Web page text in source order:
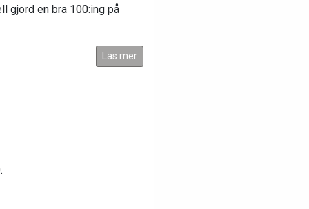
gjord en bra 100:ing på
Läs mer